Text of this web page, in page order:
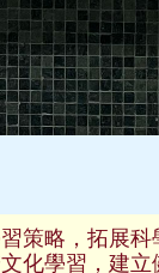
策略，拓展科
化學習，建立